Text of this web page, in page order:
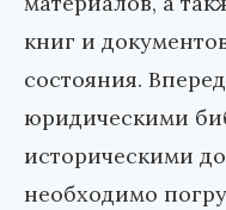
книг и
состояния.
юридическими
историческими
необходимо